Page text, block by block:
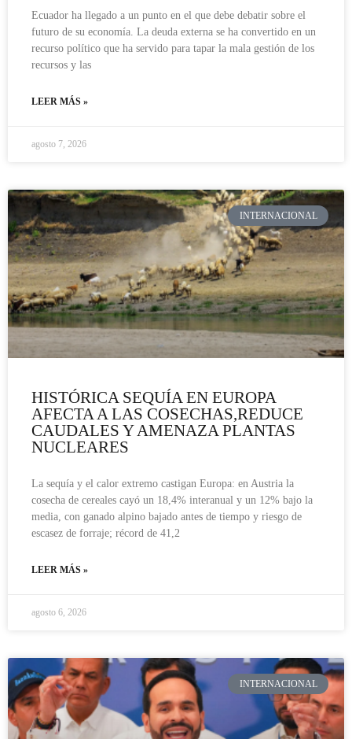
Ecuador ha llegado a un punto en el que debe debatir sobre el
futuro de su economía. La deuda externa se ha convertido en un
recurso político que ha servido para tapar la mala gestión de los
recursos y las
LEER MÁS »
agosto 7, 2026
INTERNACIONAL
HISTÓRICA SEQUÍA EN EUROPA
AFECTA A LAS COSECHAS,REDUCE
CAUDALES Y AMENAZA PLANTAS
NUCLEARES
La sequía y el calor extremo castigan Europa: en Austria la
cosecha de cereales cayó un 18,4% interanual y un 12% bajo la
media, con ganado alpino bajado antes de tiempo y riesgo de
escasez de forraje; récord de 41,2
LEER MÁS »
agosto 6, 2026
INTERNACIONAL